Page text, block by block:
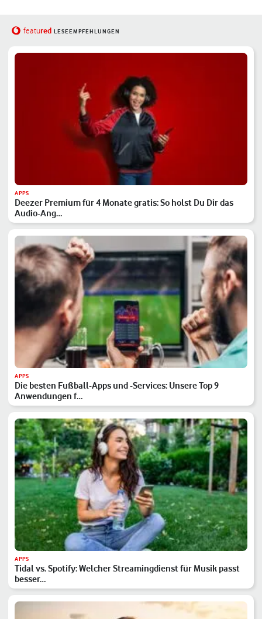
featured LESEEMPFEHLUNGEN
APPS
Deezer Premium für 4 Monate gratis: So holst Du Dir das
Audio-Ang…
APPS
Die besten Fußball-Apps und -Services: Unsere Top 9
Anwendungen f…
APPS
Tidal vs. Spotify: Welcher Streamingdienst für Musik passt
besser…